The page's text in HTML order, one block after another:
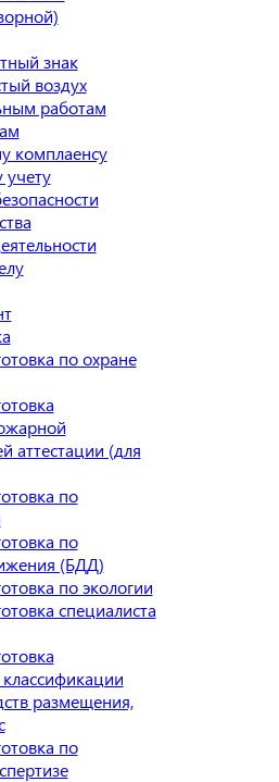
знак
воздух
работам
комплаенсу
учету
по охране
аттестации (для
по
по
(БДД)
по экологии
специалиста
размещения,
по